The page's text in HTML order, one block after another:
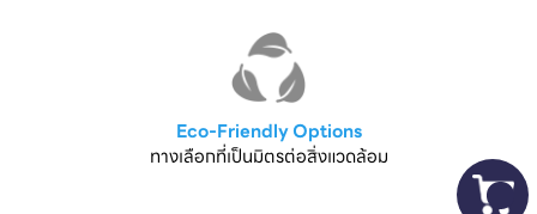
Eco-Friendly Options
ทางเลือกที่เป็นมิตรต่อสิ่งแวดล้อม